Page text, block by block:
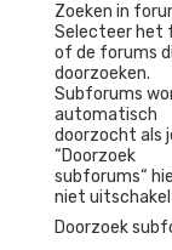
Zoeken in
Selecteer het
of de forums
doorzoeken.
Subforums
automatisch
doorzocht als
“Doorzoek
subforums“
niet
Doorzoek